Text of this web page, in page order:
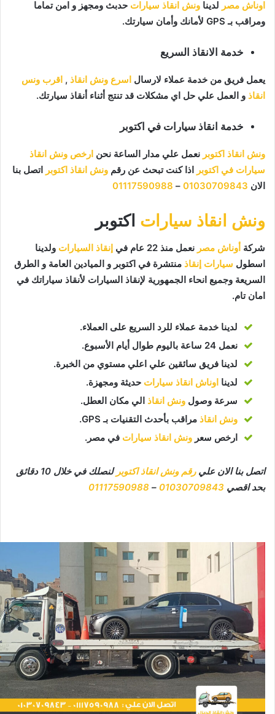
اوناش مصر لدينا ونش انقاذ سيارات حدبث ومجهز و امن تماما
ومراقب بـ GPS لأمانك وأمان سيارتك.
خدمة الانقاذ السريع
يعمل فريق من خدمة عملاء لارسال اسرع ونش انقاذ , اقرب ونس
انقاذ و العمل علي حل اي مشكلات قد تنتج أثناء أنقاذ سيارتك.
خدمة انقاذ سيارات في اكتوبر
ونش انقاذ اكتوبر نعمل علي مدار الساعة نحن ارخص ونش انقاذ
سيارات في اكتوبر اذا كنت تبحث عن رقم ونش انقاذ اكتوبر اتصل بنا
الان 01030709843
–
01117590988
ونش انقاذ سيارات اكتوبر
شركة أوناش مصر نعمل منذ 22 عام في إنقاذ السيارات ولدينا
اسطول سيارات إنقاذ منتشرة في اكتوبر و الميادين العامة و الطرق
السريعة وجميع انحاء الجمهورية لإنقاذ السيارات لأنقاذ سياراتك في
امان تام.
لدينا خدمة عملاء للرد السريع على العملاء.
نعمل 24 ساعة باليوم طوال أيام الأسبوع.
لدينا فريق سائقين علي اعلي مستوي من الخبرة.
لدينا اوناش انقاذ سيارات حديثة ومجهزة.
سرعة وصول ونش انقاذ الي مكان العطل.
ونش انقاذ مراقب بأحدث التقنيات بـ GPS.
ارخص سعر ونش انقاذ سيارات في مصر.
اتصل بنا الان عليرقم ونش انقاذ اكتوبر
لنصلك في خلال 10 دقائق
بحد اقصي 01030709843
–
01117590988